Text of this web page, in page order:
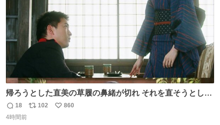
帰ろうとした直美の草履の鼻緒が切れ それを直そうとした
小川がさらに壊し…… 結果、直美をおんぶして送ることに
なりました。 👇鼻緒はいつも恋のキューピッド？
返
信
18
リ
102
い
860
4時間前